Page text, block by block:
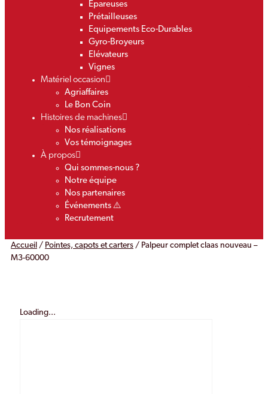
Epareuses
Prétailleuses
Equipements Eco-Durables
Gyro-Broyeurs
Elévateurs
Vignes
Matériel occasion
Agriaffaires
Le Bon Coin
Histoires de machines
Nos réalisations
Vos témoignages
À propos
Qui sommes-nous ?
Notre équipe
Nos partenaires
Événements ⚠️
Recrutement
Accueil / Pointes, capots et carters / Palpeur complet claas nouveau –
M3-60000
Loading...